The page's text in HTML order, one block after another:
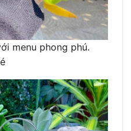
menu phong phú.